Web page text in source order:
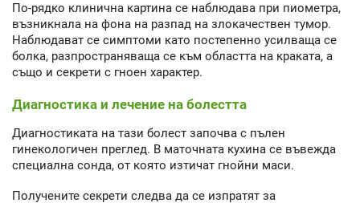
По-рядко клинична картина се наблюдава при пиометра,
възникнала на фона на разпад на злокачествен тумор.
Наблюдават се симптоми като постепенно усилваща се
болка, разпространяваща се към областта на краката, а
също и секрети с гноен характер.
Диагностика и лечение на болестта
Диагностиката на тази болест започва с пълен
гинекологичен преглед. В маточната кухина се въвежда
специална сонда, от която изтичат гнойни маси.
Получените секрети следва да се изпратят за